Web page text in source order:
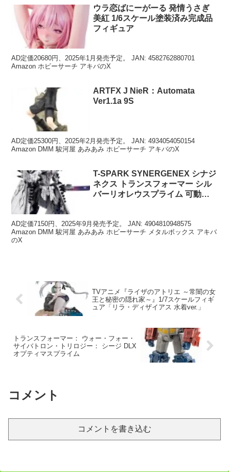
ウラ恋ばにーがーる 発情うさぎ
美紅 1/6スケール塗装済み完成品
フィギュア
AD定価20680円、2025年1月発売予定。 JAN: 4582762880701
Amazon ホビーサーチ アキバのX
ARTFX J NieR：Automata
Ver1.1a 9S
AD定価25300円、2025年2月発売予定。 JAN: 4934054050154
Amazon DMM 駿河屋 あみあみ ホビーサーチ アキバのX
T-SPARK SYNERGENEX シナジ
ネクス トランスフォーマー シル
バーリオレウスプライム 可動フ
AD定価7150円、2025年9月発売予定。 JAN: 4904810948575
Amazon DMM 駿河屋 あみあみ ホビーサーチ メタルボックス アキバ
のX
TVアニメ『ライザのアトリエ ～常闇の女
王と秘密の隠れ家～』1/7スケールフィギ
ュア「リラ・ディザイアス 水着ver.」
トランスフォーマー： ウォー・フォー・
サイバトロン・トリロジー： シージ DLX
オプティマスプライム
コメント
コメントを書き込む